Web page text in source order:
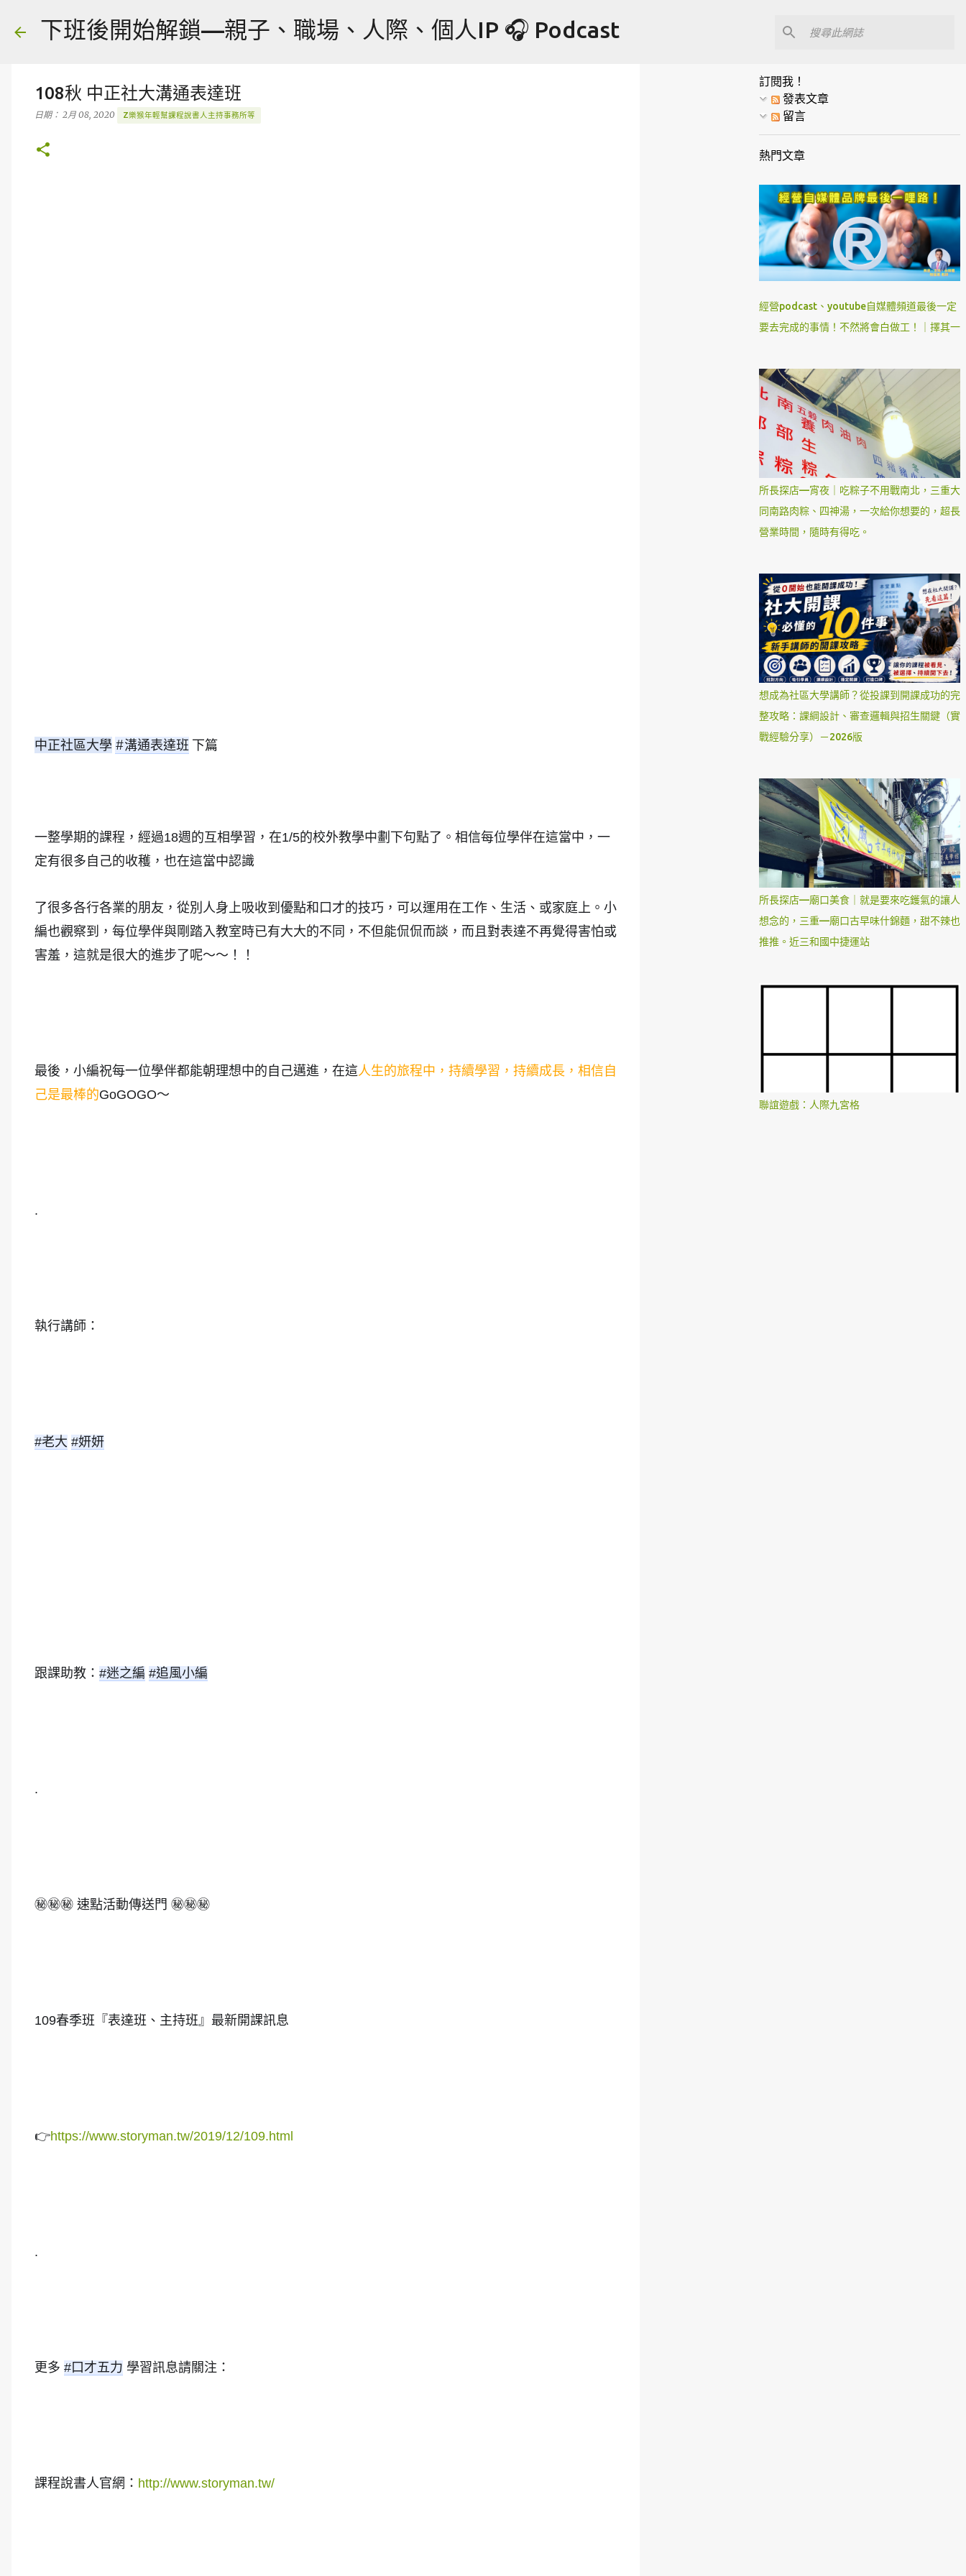
跳到主要內容
下班後開始解鎖—親子、職場、人際、個人IP 🎧 Podcast
108秋 中正社大溝通表達班
日期： 2月 08, 2020 Z樂猴年輕幫課程說書人主持事務所等
中正社區大學 #溝通表達班 下篇
一整學期的課程，經過18週的互相學習，在1/5的校外教學中劃下句點了。相信每位學伴在這當中，一
定有很多自己的收穫，也在這當中認識
了很多各行各業的朋友，從別人身上吸收到優點和口才的技巧，可以運用在工作、生活、或家庭上。小
編也觀察到，每位學伴與剛踏入教室時已有大大的不同，不但能侃侃而談，而且對表達不再覺得害怕或
害羞，這就是很大的進步了呢～～！！
最後，小編祝每一位學伴都能朝理想中的自己邁進，在這人生的旅程中，持續學習，持續成長，相信自
己是最棒的GoGOGO～
.
執行講師：
#老大 #妍妍
跟課助教： #迷之編 #追風小編
.
㊙️㊙️㊙️ 速點活動傳送門 ㊙️㊙️㊙️
109春季班『表達班、主持班』最新開課訊息
👉https://www.storyman.tw/2019/12/109.html
.
更多 #口才五力 學習訊息請關注：
課程說書人官網： http://www.storyman.tw/
訂閱我！
發表文章
留言
熱門文章
經營podcast、youtube自媒體頻道最後一定
要去完成的事情！不然將會白做工！｜擇其一
所長探店—宵夜｜吃粽子不用戰南北，三重大
同南路肉粽、四神湯，一次給你想要的，超長
營業時間，隨時有得吃。
想成為社區大學講師？從投課到開課成功的完
整攻略：課綱設計、審查邏輯與招生關鍵（實
戰經驗分享）－2026版
所長探店—廟口美食｜就是要來吃鑊氣的讓人
想念的，三重—廟口古早味什錦麵，甜不辣也
推推。近三和國中捷運站
聯誼遊戲：人際九宮格